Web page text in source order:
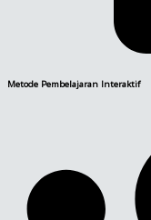
Metode Pembelajaran Interaktif